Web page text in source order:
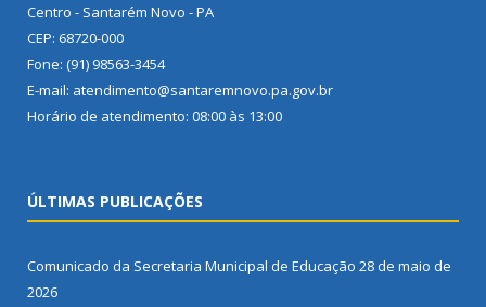
Centro - Santarém Novo - PA
CEP: 68720-000
Fone: (91) 98563-3454
E-mail: atendimento@santaremnovo.pa.gov.br
Horário de atendimento: 08:00 às 13:00
ÚLTIMAS PUBLICAÇÕES
Comunicado da Secretaria Municipal de Educação 28 de maio de
2026